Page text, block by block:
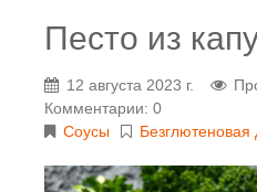
Песто из
12 августа 2023 г.
Комментарии: 0
Соусы
Безглютеновая